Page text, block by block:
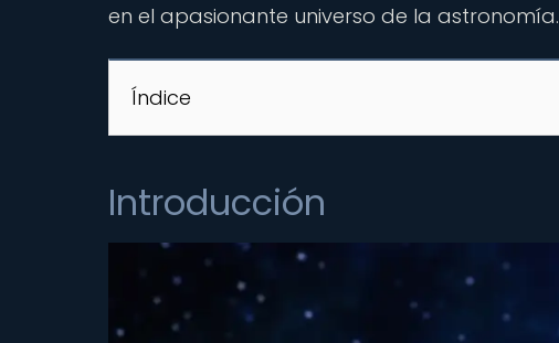
en el apasionante universo de la astronomía.
Índice
Introducción